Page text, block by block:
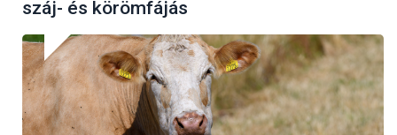
száj- és körömfájás